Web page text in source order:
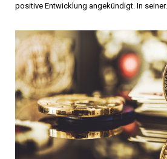
positive Entwicklung angekündigt. In seiner…